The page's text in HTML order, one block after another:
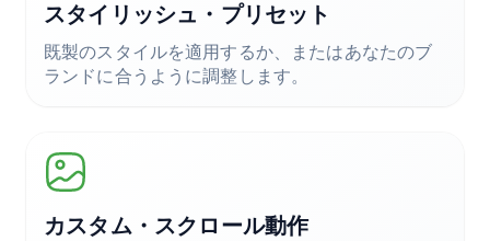
スタイリッシュ・プリセット
既製のスタイルを適用するか、またはあなたのブ
ランドに合うように調整します。
カスタム・スクロール動作